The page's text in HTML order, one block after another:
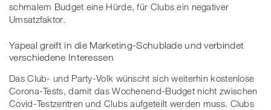
schmalem Budget eine Hürde, für Clubs ein negativer
Umsatzfaktor.
Yapeal greift in die Marketing-Schublade und verbindet
verschiedene Interessen
Das Club- und Party-Volk wünscht sich weiterhin kostenlose
Corona-Tests, damit das Wochenend-Budget nicht zwischen
Covid-Testzentren und Clubs aufgeteilt werden muss. Clubs